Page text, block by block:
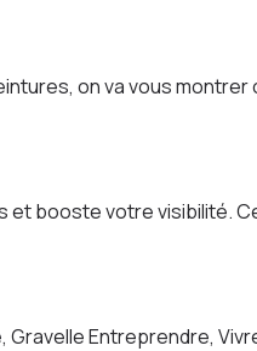
on va vous
booste votre visibilité.
Gravelle Entreprendre,